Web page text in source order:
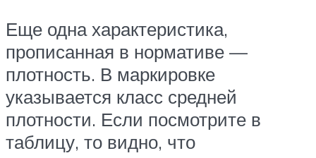
Еще одна характеристика,
прописанная в нормативе —
плотность. В маркировке
указывается класс средней
плотности. Если посмотрите в
таблицу, то видно, что